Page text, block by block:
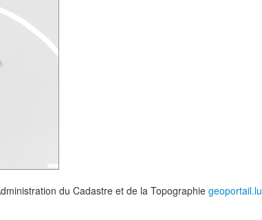
du Cadastre et de la Topographiegeoportail.lu